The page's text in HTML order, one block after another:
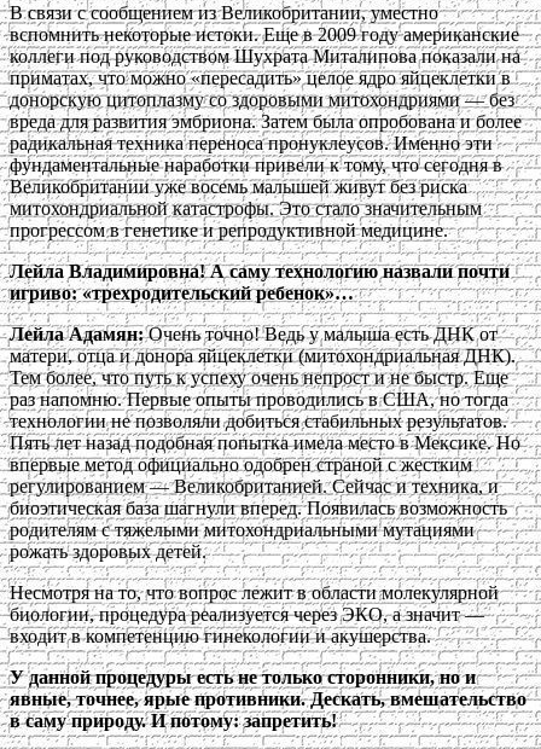
В связи с сообщением из Великобритании, уместно
вспомнить некоторые истоки. Еще в 2009 году американские
коллеги под руководством Шухрата Миталипова показали на
приматах, что можно «пересадить» целое ядро яйцеклетки в
донорскую цитоплазму со здоровыми митохондриями — без
вреда для развития эмбриона. Затем была опробована и более
радикальная техника переноса пронуклеусов. Именно эти
фундаментальные наработки привели к тому, что сегодня в
Великобритании уже восемь малышей живут без риска
митохондриальной катастрофы. Это стало значительным
прогрессом в генетике и репродуктивной медицине.
Лейла Владимировна! А саму технологию назвали почти
игриво: «трехродительский ребенок»…
Лейла Адамян:Очень точно! Ведь у малыша есть ДНК от
матери, отца и донора яйцеклетки (митохондриальная ДНК).
Тем более, что путь к успеху очень непрост и не быстр. Еще
раз напомню. Первые опыты проводились в США, но тогда
технологии не позволяли добиться стабильных результатов.
Пять лет назад подобная попытка имела место в Мексике. Но
впервые метод официально одобрен страной с жестким
регулированием — Великобританией. Сейчас и техника, и
биоэтическая база шагнули вперед. Появилась возможность
родителям с тяжелыми митохондриальными мутациями
рожать здоровых детей.
Несмотря на то, что вопрос лежит в области молекулярной
биологии, процедура реализуется через ЭКО, а значит —
входит в компетенцию гинекологии и акушерства.
У данной процедуры есть не только сторонники, но и
явные, точнее, ярые противники. Дескать, вмешательство
в саму природу. И потому: запретить!